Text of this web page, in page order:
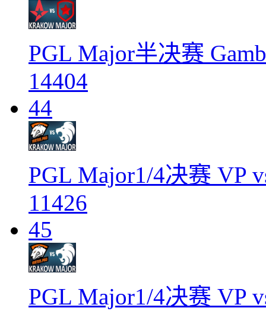
PGL Major半决赛
14404
44
PGL Major1/4决赛 VP
11426
45
PGL Major1/4决赛 VP